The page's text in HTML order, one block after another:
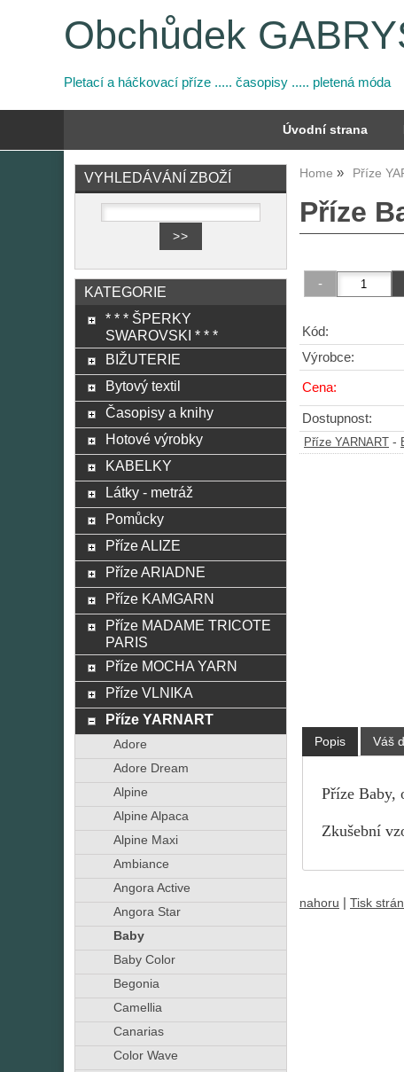
Obchůdek
Pletací a háčkovací příze ..... časopisy ..... pletená móda
Úvodní strana
Home Příze
Příze
Kód:
Výrobce:
Cena:
Dostupnost:
Příze YARNART -
Popis Váš
Příze Baby,
Zkušební
nahoru Tisk
VYHLEDÁVÁNÍ ZBOŽÍ
KATEGORIE
* * * ŠPERKY
SWAROVSKI * * *
BIŽUTERIE
Bytový textil
Časopisy a knihy
Hotové výrobky
KABELKY
Látky - metráž
Pomůcky
Příze ALIZE
Příze ARIADNE
Příze KAMGARN
Příze MADAME TRICOTE
PARIS
Příze MOCHA YARN
Příze VLNIKA
Příze YARNART
Adore
Adore Dream
Alpine
Alpine Alpaca
Alpine Maxi
Ambiance
Angora Active
Angora Star
Baby
Baby Color
Begonia
Camellia
Canarias
Color Wave